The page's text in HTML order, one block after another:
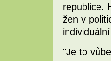
republice.
žen v
"Je to